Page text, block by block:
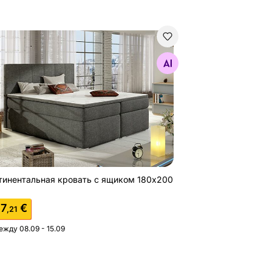
кровать с ящиком 180x200 cm
Найдите похожие
кровать с ящиком 180x200
,21€
08.09 - 15.09